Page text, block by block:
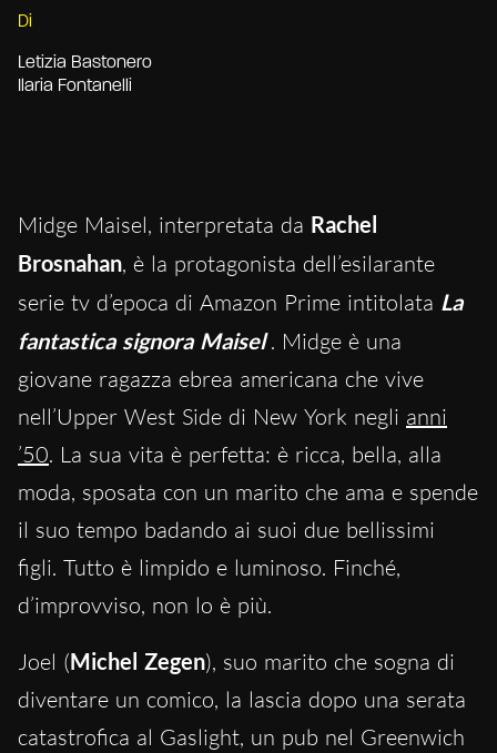
Di
Letizia Bastonero
Ilaria Fontanelli
Midge Maisel, interpretata da Rachel
Brosnahan, è la protagonista dell’esilarante
serie tv d’epoca di Amazon Prime intitolata La
fantastica signora Maisel . Midge è una
giovane ragazza ebrea americana che vive
nell’Upper West Side di New York negli anni
’50. La sua vita è perfetta: è ricca, bella, alla
moda, sposata con un marito che ama e spende
il suo tempo badando ai suoi due bellissimi
figli. Tutto è limpido e luminoso. Finché,
d’improvviso, non lo è più.
Joel (Michel Zegen), suo marito che sogna di
diventare un comico, la lascia dopo una serata
catastrofica al Gaslight, un pub nel Greenwich